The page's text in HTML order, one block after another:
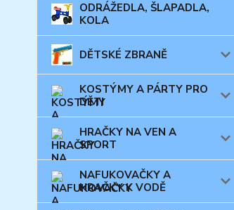
ODRÁŽEDLA, ŠLAPADLA,
KOLA
DĚTSKÉ ZBRANĚ
KOSTÝMY A PÁRTY PRO
DĚTI
HRAČKY NA VEN A
SPORT
NAFUKOVAČKY A
HRAČKY K VODĚ